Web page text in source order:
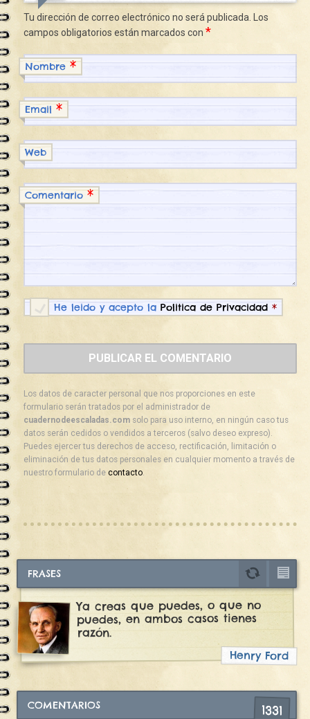
Tu dirección de correo electrónico no será publicada.
Los
campos obligatorios están marcados con*
Nombre*
Email*
Web
Comentario*
He leido y acepto laPolitica de Privacidad *
Los datos de caracter personal que nos proporciones en este
formulario serán tratados por el administrador de
cuadernodeescaladas.com solo para uso interno, en ningún caso tus
datos serán cedidos o vendidos a terceros (salvo deseo expreso).
Puedes ejercer tus derechos de acceso, rectificación, limitación o
eliminación de tus datos personales en cualquier momento a través de
nuestro formulario decontacto.
FRASES
Ya creas que puedes, o que no
puedes, en ambos casos tienes
razón.
Henry Ford
COMENTARIOS 1331